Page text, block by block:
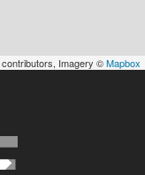
contributors, Imagery ©Mapbox